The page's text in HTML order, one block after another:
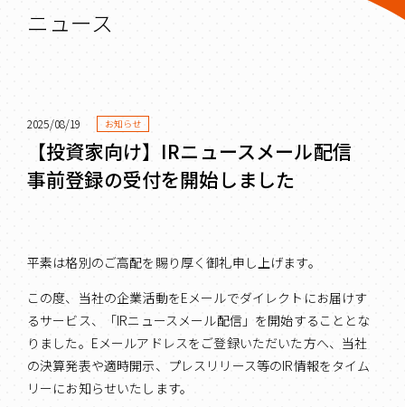
ニュース
2025/08/19 お知らせ
【投資家向け】IRニュースメール配信
事前登録の受付を開始しました
平素は格別のご高配を賜り厚く御礼申し上げます。
この度、当社の企業活動をEメールでダイレクトにお届けす
るサービス、「IRニュースメール配信」を開始することとな
りました。Eメールアドレスをご登録いただいた方へ、当社
の決算発表や適時開示、プレスリリース等のIR情報をタイム
リーにお知らせいたします。